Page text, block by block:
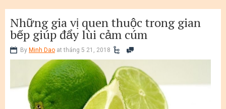
Những gia vị quen thuộc trong gian
bếp giúp đẩy lùi cảm cúm
By Minh Dao at tháng 5 21, 2018